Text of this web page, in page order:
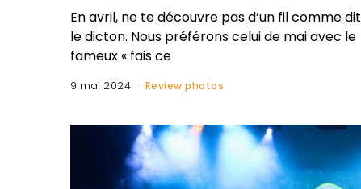
En avril, ne te découvre pas d’un fil comme dit
le dicton. Nous préférons celui de mai avec le
fameux « fais ce
9 mai 2024 Review photos